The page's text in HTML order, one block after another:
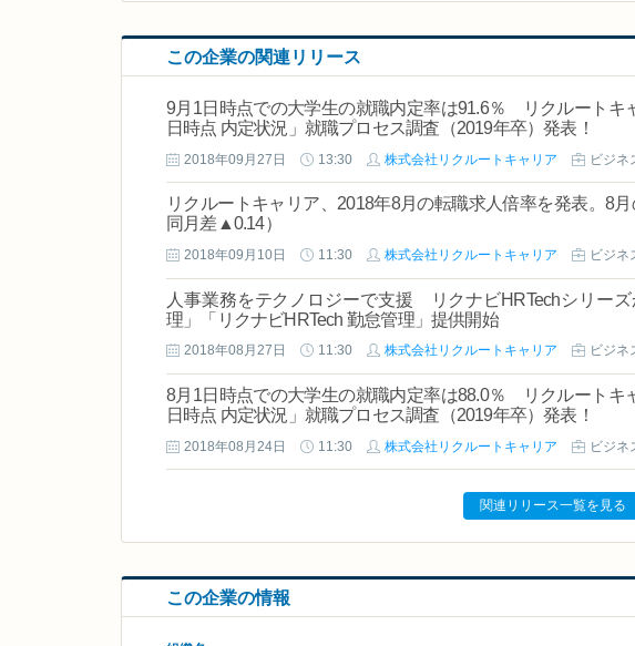
この企業の関連リリース
9月1日時点での大学生の就職内定率は91.6％ リクルートキ
日時点 内定状況」就職プロセス調査（2019年卒）発表！
2018年09月27日 13:30 株式会社リクルートキャリア ビジネ
リクルートキャリア、2018年8月の転職求人倍率を発表。8
同月差▲0.14）
2018年09月10日 11:30 株式会社リクルートキャリア ビジネ
人事業務をテクノロジーで支援 リクナビHRTechシリー
理」「リクナビHRTech 勤怠管理」提供開始
2018年08月27日 11:30 株式会社リクルートキャリア ビジネ
8月1日時点での大学生の就職内定率は88.0％ リクルートキ
日時点 内定状況」就職プロセス調査（2019年卒）発表！
2018年08月24日 11:30 株式会社リクルートキャリア ビジネ
関連リリース一覧を見る
この企業の情報